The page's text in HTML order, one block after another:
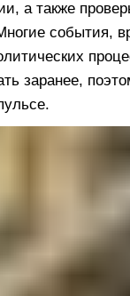
а также
события,
заранее,